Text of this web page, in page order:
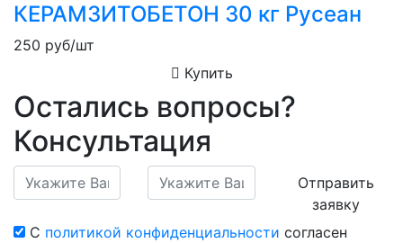
КЕРАМЗИТОБЕТОН 30 кг Русеан
250 руб/шт
Купить
Остались вопросы?
Консультация
Отправить
заявку
С политикой конфиденциальности согласен